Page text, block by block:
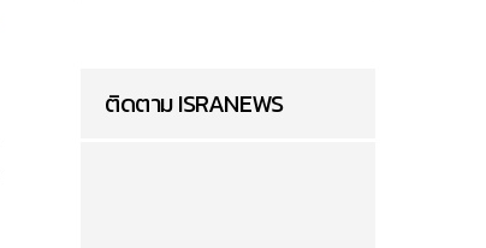
ติดตาม ISRANEWS